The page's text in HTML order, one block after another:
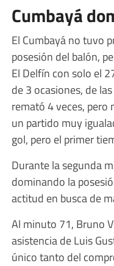
Cumbayá
El Cumbayá no tuvo
posesión del balón,
El Delfín con solo el
de 3 ocasiones, de
remató 4 veces,
un partido muy
gol, pero el primer
Durante la segunda
dominando la
actitud en busca de
Al minuto 71, Bruno
asistencia de Luis
único tanto del